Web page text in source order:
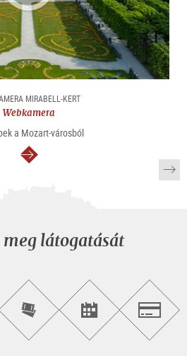
MIRABELL-KERT
Webkamera
a Mozart-városból
Tovább
meg látogatását
Online
jegyvásárlás
Rendezvény
keresése